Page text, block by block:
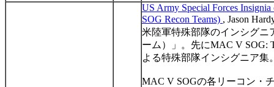
US Army Special Forces
SOG Recon Teams) , Jason
米陸軍特殊部隊のインシグニ
ーム）」。先にMAC V SOG:
よる特殊部隊インシグニア集
MAC V SOGの各リーコン・